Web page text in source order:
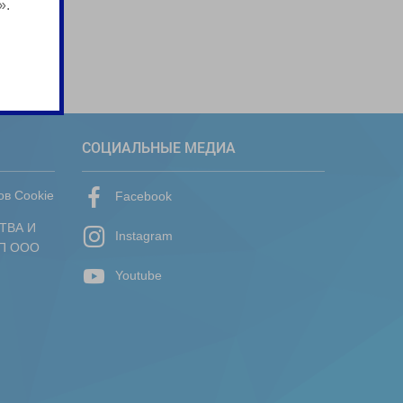
Cookie
И
ООО
СОЦИАЛЬНЫЕ МЕДИА
Facebook
Instagram
Youtube